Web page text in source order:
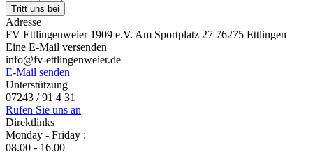
Tritt uns bei
Adresse
FV Ettlingenweier 1909 e.V. Am Sportplatz 27 76275 Ettlingen
Eine E-Mail versenden
info@fv-ettlingenweier.de
E-Mail senden
Unterstützung
07243 / 91 4 31
Rufen Sie uns an
Direktlinks
Monday - Friday :
08.00 - 16.00